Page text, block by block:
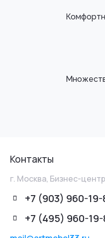
Контакты
г. Москва, Бизнес-
+7 (903) 960-19-
+7 (495) 960-